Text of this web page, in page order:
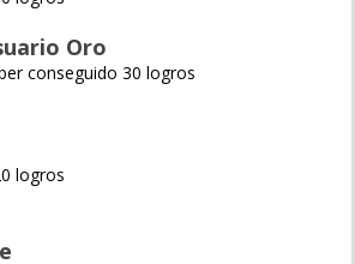
Oro
conseguido 30 logros
logros